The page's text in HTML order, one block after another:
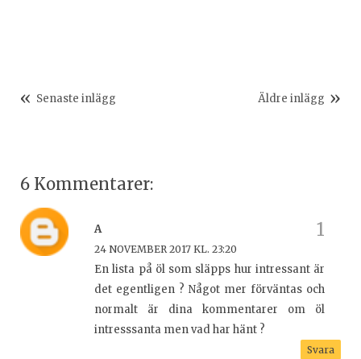
Senaste inlägg Äldre inlägg
6 Kommentarer:
A
24 NOVEMBER 2017 KL. 23:20
En lista på öl som släpps hur intressant är
det egentligen ? Något mer förväntas och
normalt är dina kommentarer om öl
intresssanta men vad har hänt ?
Svara